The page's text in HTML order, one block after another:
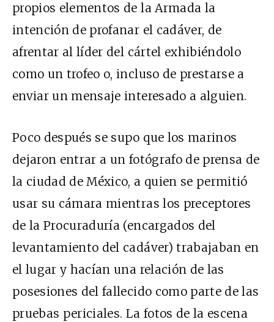
propios elementos de la Armada la
intención de profanar el cadáver, de
afrentar al líder del cártel exhibiéndolo
como un trofeo o, incluso de prestarse a
enviar un mensaje interesado a alguien.
Poco después se supo que los marinos
dejaron entrar a un fotógrafo de prensa de
la ciudad de México, a quien se permitió
usar su cámara mientras los preceptores
de la Procuraduría (encargados del
levantamiento del cadáver) trabajaban en
el lugar y hacían una relación de las
posesiones del fallecido como parte de las
pruebas periciales. La fotos de la escena